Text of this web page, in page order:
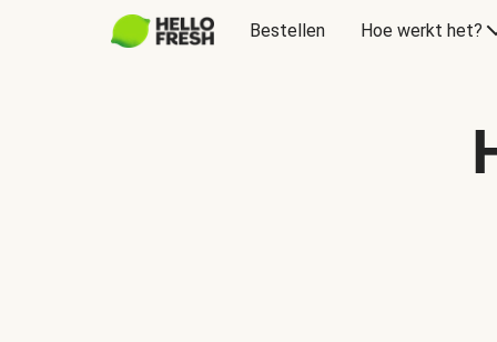
Bestellen Hoe werkt het?